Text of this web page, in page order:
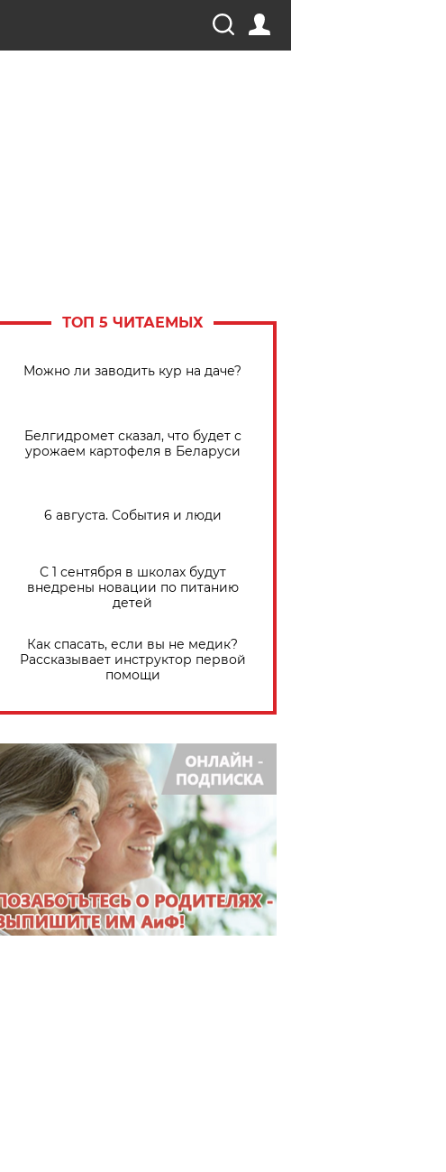
ТОП 5 ЧИТАЕМЫХ
Можно ли заводить кур на даче?
Белгидромет сказал, что будет с
урожаем картофеля в Беларуси
6 августа. События и люди
С 1 сентября в школах будут
внедрены новации по питанию
детей
Как спасать, если вы не медик?
Рассказывает инструктор первой
помощи